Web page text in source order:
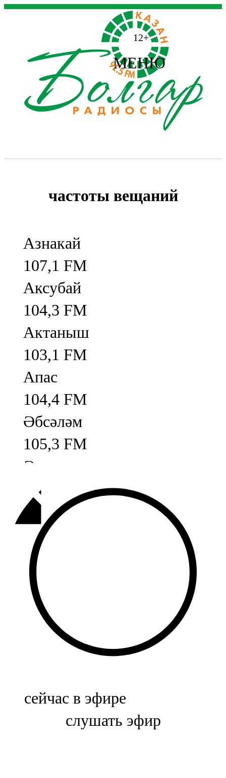
12+
МЕНЮ
частоты вещаний
Азнакай
107,1 FM
Аксубай
104,3 FM
Актаныш
103,1 FM
Апас
104,4 FM
Әбсәләм
105,3 FM
Әлмәт
92,9 FM
Базарлы матак
107,1 FM
Балык бистәсе
104,9 FM
Баулы
107,5 FM
Биләр
Болгар
сейчас в эфире
слушать эфир